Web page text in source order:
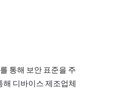
통해 보안 표준을 주
해 디바이스 제조업체